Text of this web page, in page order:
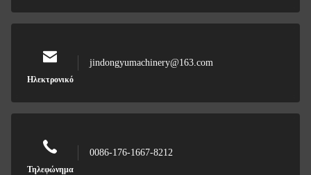
Ηλεκτρονικό
jindongyumachinery@163.com
Τηλεφώνημα
0086-176-1667-8212